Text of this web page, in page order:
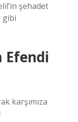
şehadet
gibi
Efendi
karşımıza